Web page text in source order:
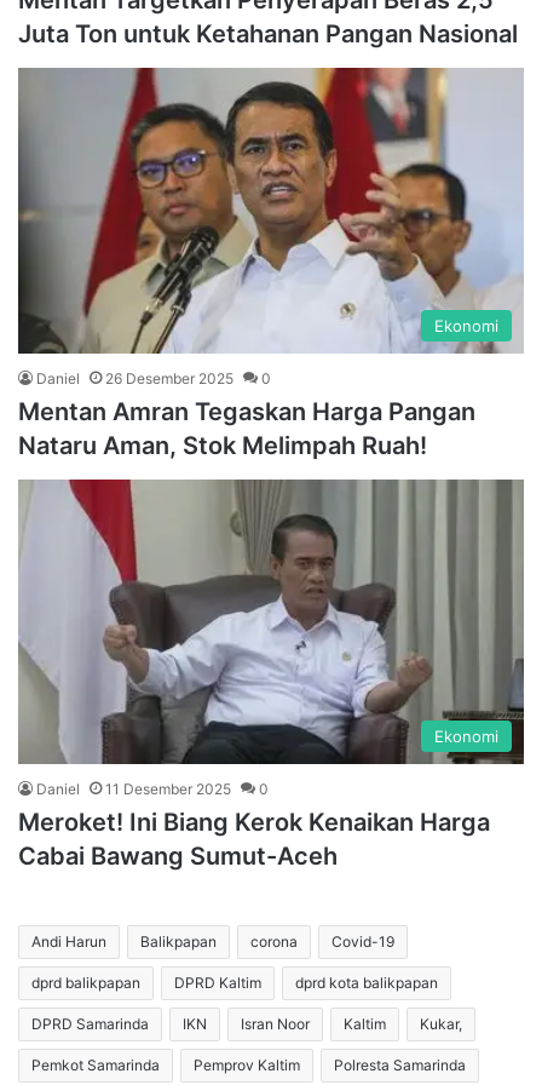
Juta Ton untuk Ketahanan Pangan Nasional
Ekonomi
Daniel 26 Desember 2025 0
Mentan Amran Tegaskan Harga Pangan
Nataru Aman, Stok Melimpah Ruah!
Ekonomi
Daniel 11 Desember 2025 0
Meroket! Ini Biang Kerok Kenaikan Harga
Cabai Bawang Sumut-Aceh
Andi Harun Balikpapan corona Covid-19
dprd balikpapan DPRD Kaltim dprd kota balikpapan
DPRD Samarinda IKN Isran Noor Kaltim Kukar,
Pemkot Samarinda Pemprov Kaltim Polresta Samarinda